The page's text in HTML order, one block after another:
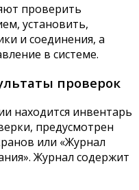
проверить
установить,
и соединения, а
в системе.
проверок
находится инвентарь
предусмотрен
или «Журнал
Журнал содержит